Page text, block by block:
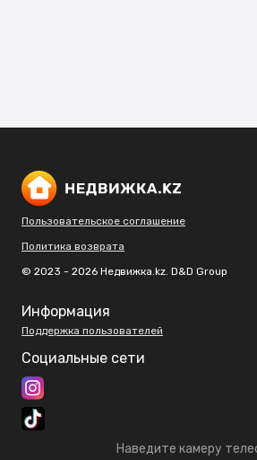
Пользовательское соглашение
Политика возврата
© 2023 - 2026 Недвижка.kz. D&D Group
Информация
Поддержка пользователей
Социальные сети
Наведите камеру